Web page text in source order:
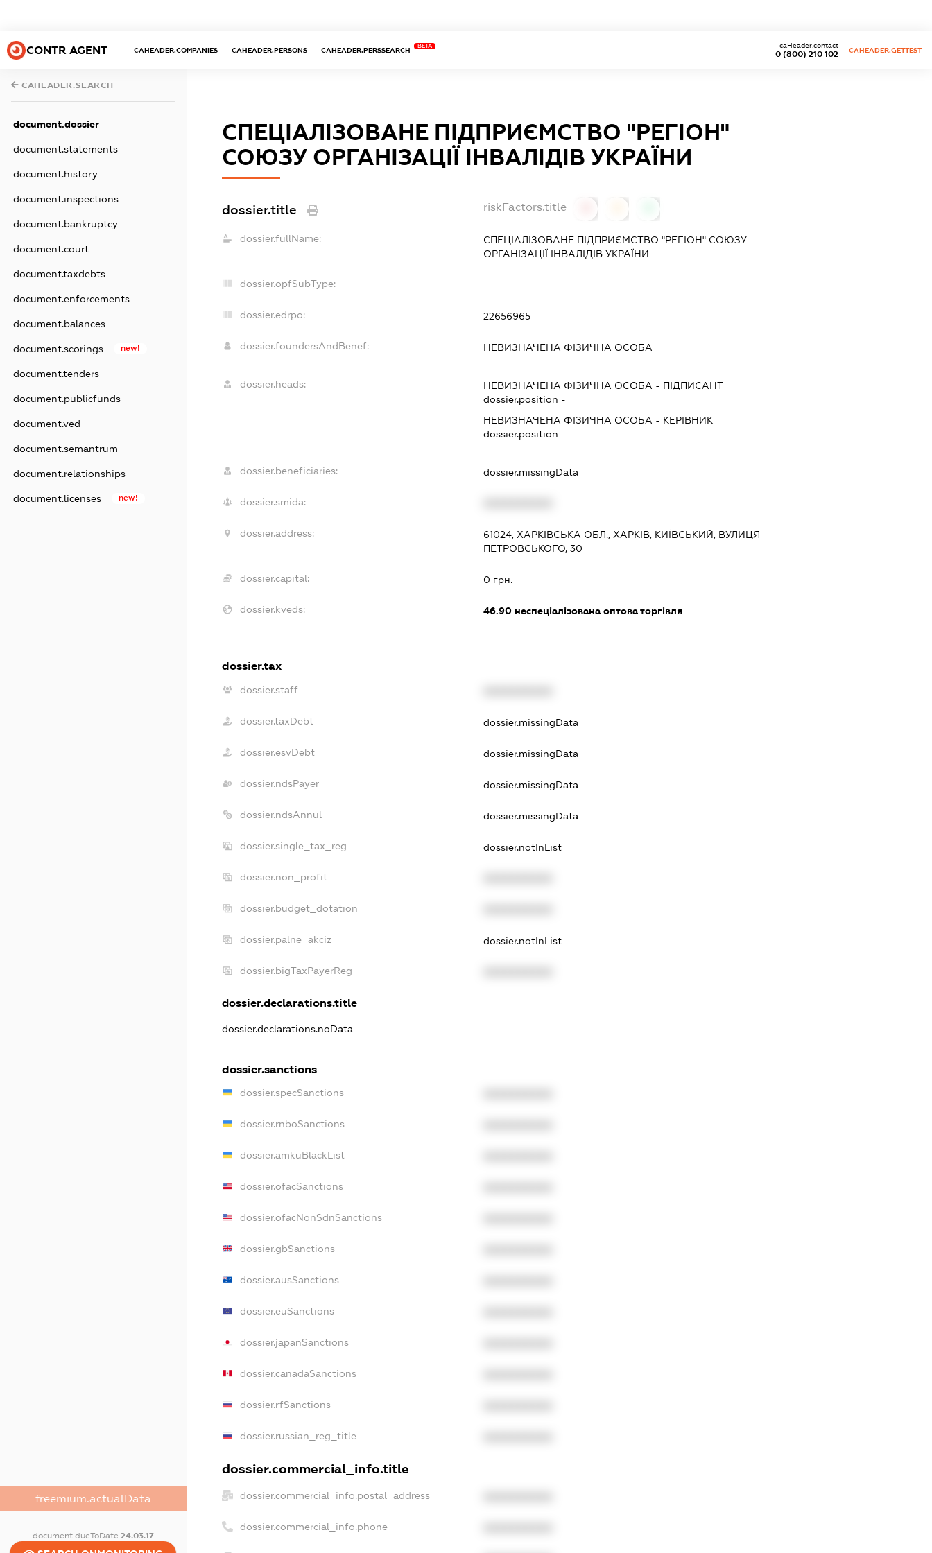
CONTR AGENT CAHEADER.COMPANIES CAHEADER.PERSONS CAHEADER.PERSSEARCH
BETA
0 (800) 210 102
caHeader.contact
CAHEADER.GETTEST
CAHEADER.SEARCH
document.dossier
document.statements
document.history
document.inspections
document.bankruptcy
document.court
document.taxdebts
document.enforcements
document.balances
document.scorings new!
document.tenders
document.publicfunds
document.ved
document.semantrum
document.relationships
document.licenses new!
freemium.actualData
document.dueToDate 24.03.17
СПЕЦІАЛІЗОВАНЕ ПІДПРИЄМСТВО "РЕГІОН"
СОЮЗУ ОРГАНІЗАЦІЇ ІНВАЛІДІВ УКРАЇНИ
dossier.title riskFactors.title
dossier.fullName:
СПЕЦІАЛІЗОВАНЕ ПІДПРИЄМСТВО "РЕГІОН" СОЮЗУ
ОРГАНІЗАЦІЇ ІНВАЛІДІВ УКРАЇНИ
dossier.opfSubType: -
dossier.edrpo: 22656965
dossier.foundersAndBenef: НЕВИЗНАЧЕНА ФІЗИЧНА ОСОБА
dossier.heads: НЕВИЗНАЧЕНА ФІЗИЧНА ОСОБА - ПІДПИСАНТ
dossier.position -
НЕВИЗНАЧЕНА ФІЗИЧНА ОСОБА - КЕРІВНИК
dossier.position -
dossier.beneficiaries: dossier.missingData
dossier.smida:
dossier.address:
61024, ХАРКІВСЬКА ОБЛ., ХАРКІВ, КИЇВСЬКИЙ, ВУЛИЦЯ
ПЕТРОВСЬКОГО, 30
dossier.capital: 0 грн.
dossier.kveds: 46.90 неспеціалізована оптова торгівля
dossier.tax
dossier.staff
dossier.taxDebt dossier.missingData
dossier.esvDebt dossier.missingData
dossier.ndsPayer dossier.missingData
dossier.ndsAnnul dossier.missingData
dossier.single_tax_reg dossier.notInList
dossier.non_profit
dossier.budget_dotation
dossier.palne_akciz dossier.notInList
dossier.bigTaxPayerReg
dossier.declarations.title
dossier.declarations.noData
dossier.sanctions
dossier.specSanctions
dossier.rnboSanctions
dossier.amkuBlackList
dossier.ofacSanctions
dossier.ofacNonSdnSanctions
dossier.gbSanctions
dossier.ausSanctions
dossier.euSanctions
dossier.japanSanctions
dossier.canadaSanctions
dossier.rfSanctions
dossier.russian_reg_title
dossier.commercial_info.title
dossier.commercial_info.postal_address
dossier.commercial_info.phone